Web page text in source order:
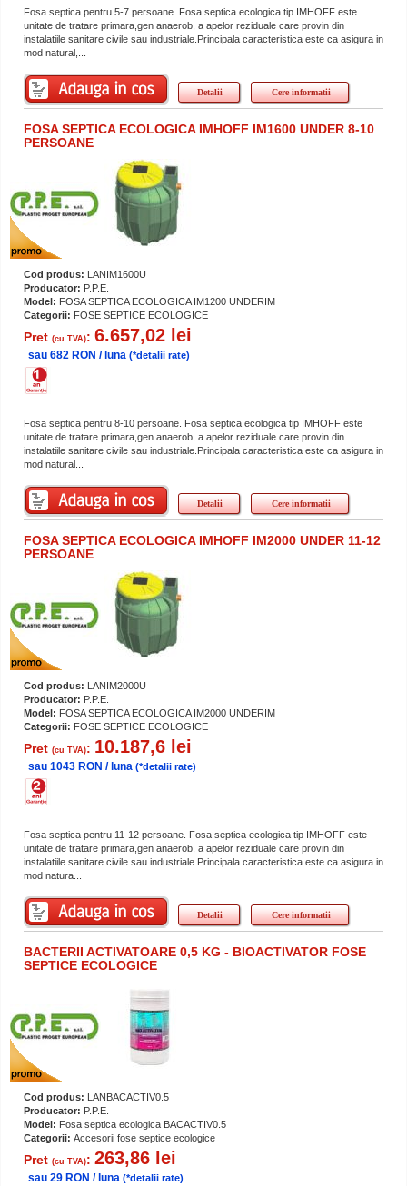
Fosa septica pentru 5-7 persoane. Fosa septica ecologica tip IMHOFF este
unitate de tratare primara,gen anaerob, a apelor reziduale care provin din
instalatiile sanitare civile sau industriale.Principala caracteristica este ca asigura in
mod natural,...
Detalii Cere informatii
FOSA SEPTICA ECOLOGICA IMHOFF IM1600 UNDER 8-10
PERSOANE
Cod produs: LANIM1600U
Producator: P.P.E.
Model: FOSA SEPTICA ECOLOGICA IM1200 UNDERIM
Categorii: FOSE SEPTICE ECOLOGICE
Pret (cu TVA): 6.657,02 lei
sau 682 RON / luna (*detalii rate)
Fosa septica pentru 8-10 persoane. Fosa septica ecologica tip IMHOFF este
unitate de tratare primara,gen anaerob, a apelor reziduale care provin din
instalatiile sanitare civile sau industriale.Principala caracteristica este ca asigura in
mod natural...
Detalii Cere informatii
FOSA SEPTICA ECOLOGICA IMHOFF IM2000 UNDER 11-12
PERSOANE
Cod produs: LANIM2000U
Producator: P.P.E.
Model: FOSA SEPTICA ECOLOGICA IM2000 UNDERIM
Categorii: FOSE SEPTICE ECOLOGICE
Pret (cu TVA): 10.187,6 lei
sau 1043 RON / luna (*detalii rate)
Fosa septica pentru 11-12 persoane. Fosa septica ecologica tip IMHOFF este
unitate de tratare primara,gen anaerob, a apelor reziduale care provin din
instalatiile sanitare civile sau industriale.Principala caracteristica este ca asigura in
mod natura...
Detalii Cere informatii
BACTERII ACTIVATOARE 0,5 KG - BIOACTIVATOR FOSE
SEPTICE ECOLOGICE
Cod produs: LANBACACTIV0.5
Producator: P.P.E.
Model: Fosa septica ecologica BACACTIV0.5
Categorii: Accesorii fose septice ecologice
Pret (cu TVA): 263,86 lei
sau 29 RON / luna (*detalii rate)